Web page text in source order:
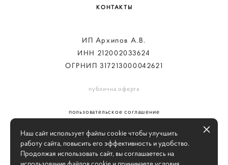
КОНТАКТЫ
ИП Архипов А.В.
ИНН 212002033624
ОГРНИП 317213000042621
публична оферта
пользовательское соглашение
политика конфиденциальности
Наш сайт использует файлы cookie чтобы улучшить
работу сайта, повысить его эффективность и удобство.
Продолжая использовать сайт, вы соглашаетесь на